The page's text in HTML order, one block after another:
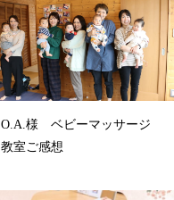
O.A.様 ベビーマッサージ
教室ご感想